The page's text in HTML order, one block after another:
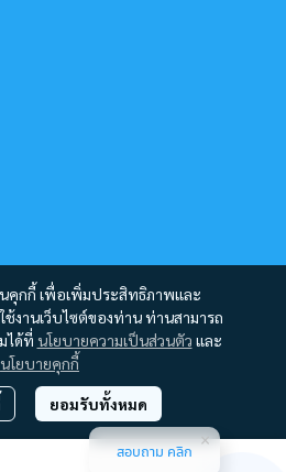
นคุกกี้ เพื่อเพิ่มประสิทธิภาพและ
งานเว็บไซต์ของท่าน ท่านสามารถ
ได้ที่ นโยบายความเป็นส่วนตัว และ
นโยบายคุกกี้
ยอมรับทั้งหมด
Rights Reserved | Powered by MWE
สอบถาม คลิก